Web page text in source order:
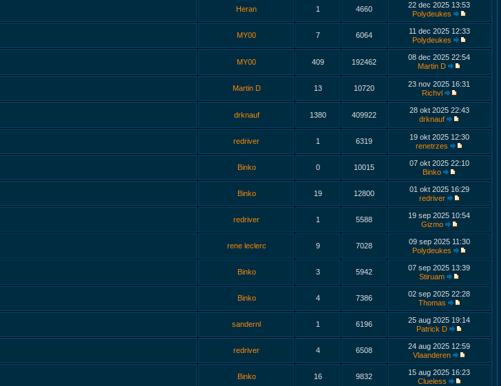
Heran 1 4660
22 dec 2025 13:53
Polydeukes
MY00 7 6064
11 dec 2025 12:33
Polydeukes
MY00 409 192462
08 dec 2025 22:54
Martin D
Martin D 13 10720
23 nov 2025 16:31
Richvl
drknauf 1380 409922
28 okt 2025 22:43
drknauf
redriver 1 6319
19 okt 2025 12:30
renetrzes
Binko 0 10015
07 okt 2025 22:10
Binko
Binko 19 12800
01 okt 2025 16:29
redriver
redriver 1 5588
19 sep 2025 10:54
Gizmo
rene leclerc 9 7028
09 sep 2025 11:30
Polydeukes
Binko 3 5942
07 sep 2025 13:39
Stiruam
Binko 4 7386
02 sep 2025 22:28
Thomas
sandernl 1 6196
25 aug 2025 19:14
Patrick D
redriver 4 6508
24 aug 2025 12:59
Vlaanderen
Binko 16 9832
15 aug 2025 16:23
Clueless